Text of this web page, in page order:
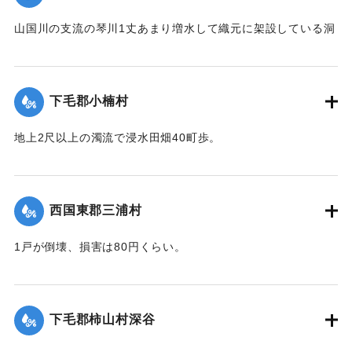
山国川の支流の琴川1丈あまり増水して織元に架設している洞
｜固有コード:
下毛郡小楠村
地上2尺以上の濁流で浸水田畑40町歩。
｜固有コード: 00275071
西国東郡三浦村
1戸が倒壊、損害は80円くらい。
｜固有コード:00275064
下毛郡柿山村深谷